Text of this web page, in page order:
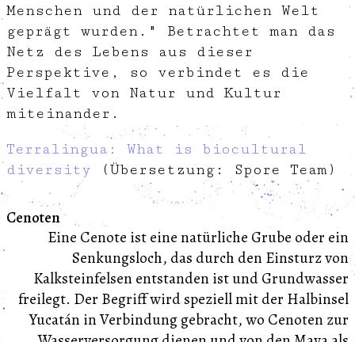
Menschen und der natürlichen Welt
geprägt wurden." Betrachtet man das
Netz des Lebens aus dieser
Perspektive, so verbindet es die
Vielfalt von Natur und Kultur
miteinander.
Terralingua: What is biocultural
diversity (Übersetzung: Spore Team)
Cenoten
Eine Cenote ist eine natürliche Grube oder ein
Senkungsloch, das durch den Einsturz von
Kalksteinfelsen entstanden ist und Grundwasser
freilegt. Der Begriff wird speziell mit der Halbinsel
Yucatán in Verbindung gebracht, wo Cenoten zur